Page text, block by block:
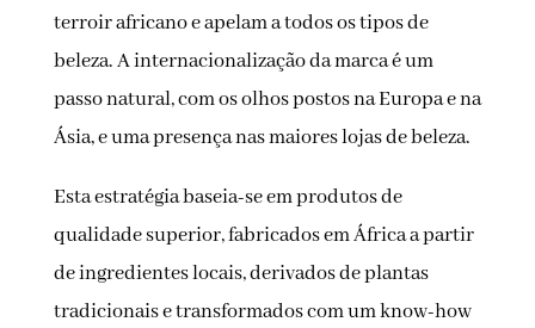
terroir africano e apelam a todos os tipos de
beleza. A internacionalização da marca é um
passo natural, com os olhos postos na Europa e na
Ásia, e uma presença nas maiores lojas de beleza.
Esta estratégia baseia-se em produtos de
qualidade superior, fabricados em África a partir
de ingredientes locais, derivados de plantas
tradicionais e transformados com um know-how